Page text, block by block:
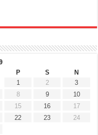
P S
N
1
2
3
8 9
10
15 16
17
22 23
24